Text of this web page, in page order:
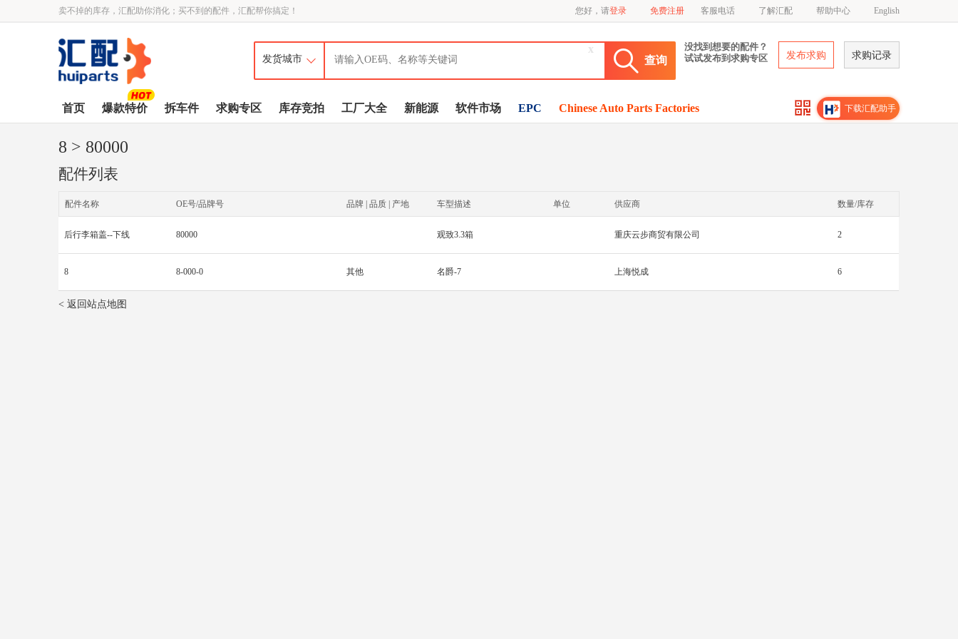
卖不掉的库存，汇配助你消化；买不到的配件，汇配帮你搞定！ 您好，请登录 免费注册 客服电话 了解汇配 帮助中心 English
查询
x
没找到想要的配件？
试试发布到求购专区
发布求购 求购记录
首页 爆款特价 拆车件 求购专区 库存竞拍 工厂大全 新能源 软件市场 EPC Chinese Auto Parts Factories 下载汇配助手
8 > 80000
配件列表
配件名称 OE号/品牌号 品牌 | 品质 | 产地 车型描述 单位 供应商 数量/库存
后行李箱盖--下线 80000 观致3.3箱 重庆云步商贸有限公司 2
8 8-000-0 其他 名爵-7 上海悦成 6
< 返回站点地图